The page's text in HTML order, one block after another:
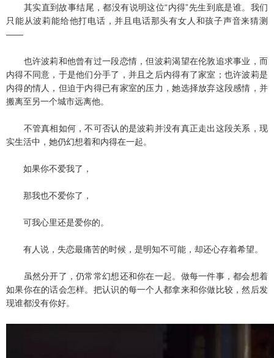
其实直到故事结尾，都没有说明这位“内得”先生到底是谁。我们
只能从波莉能给他打电话，并且电话那头有女人和孩子声音来猜测
——
也许波莉和他曾有过一段恋情，但波莉渴望在伦敦追求事业，而
内得不同意，于是他们分手了，并且之后内得有了家室；也许波莉是
内得的情人，但迫于内得已有家室的压力，她选择放弃这段感情，并
搬离至另一个城市远离他。
不管真相如何，不可否认的是波莉并没有真正走出这段关系，现
实生活中，她仍幻想着和内得在一起。
如果你不爱我了，
那我也不爱你了，
可我心里还是爱你的。
有人说，失恋最痛苦的时候，是明知不可能，却还心存着希望。
虽然分开了，仍常常幻想还和你在一起。做每一件事，都会想着
如果你在的话会怎样。把认识的每一个人都拿来和你做比较，然后发
现谁都没有你好。